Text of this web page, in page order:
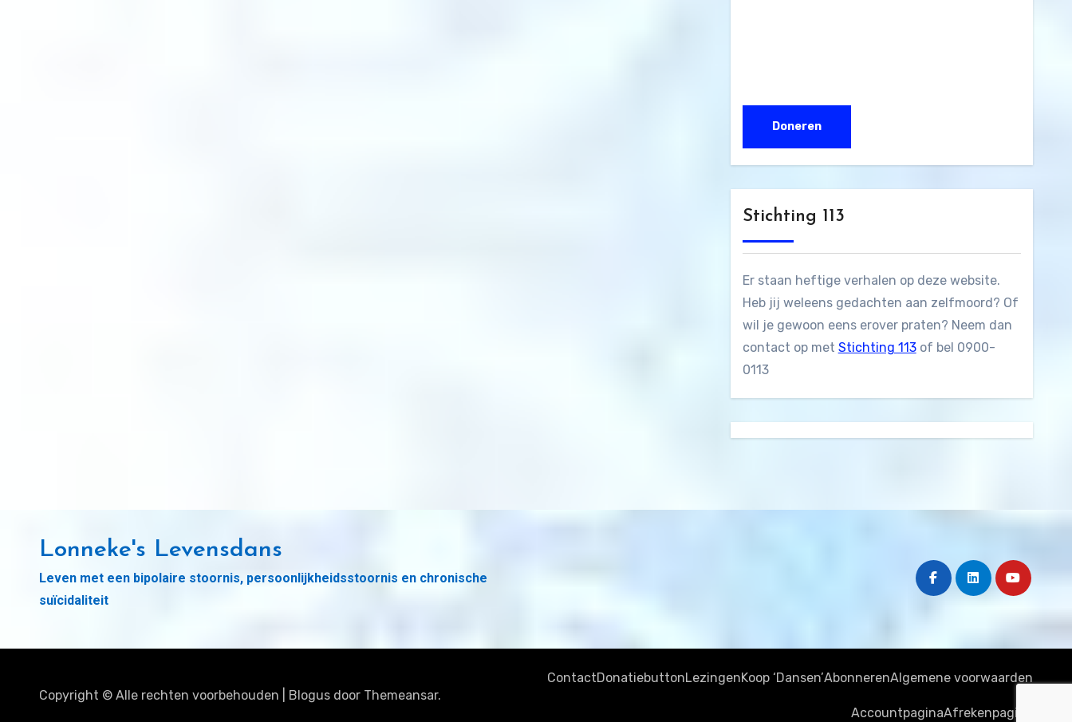
Stichting 113
Er staan heftige verhalen op deze website.
Heb jij weleens gedachten aan zelfmoord? Of
wil je gewoon eens erover praten? Neem dan
contact op met Stichting 113of bel 0900-
0113
Lonneke's Levensdans
Leven met een bipolaire stoornis, persoonlijkheidsstoornis en chronische
suïcidaliteit
Copyright © Alle rechten voorbehouden Blogus door Themeansar.
ContactDonatiebuttonLezingenKoop ‘Dansen’AbonnerenAlgemene voorwaarden
AccountpaginaAfrekenpagina